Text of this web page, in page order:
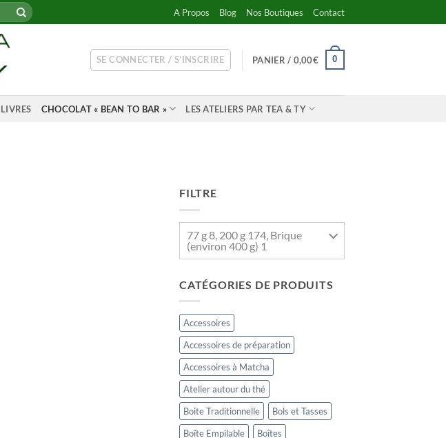
A Propos Blog Nos Boutiques Contact
SE CONNECTER / S’INSCRIRE PANIER / 0,00€ 0
LIVRES CHOCOLAT « BEAN TO BAR » LES ATELIERS PAR TEA & TY
FILTRE
77 g 8, 200 g 174, Brique
(environ 400 g) 1
CATÉGORIES DE PRODUITS
Accessoires
Accessoires de préparation
Accessoires à Matcha
Atelier autour du thé
Boite Traditionnelle
Bols et Tasses
Boîte Empilable
Boîtes